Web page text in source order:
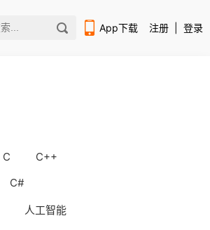
App下载 注册 登录
C
C++
C#
人工智能